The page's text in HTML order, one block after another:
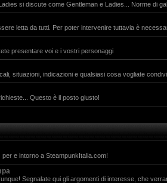
si discute come Gentleman e Ladies... Norme di
letta da tutti. Per poter intervenire tuttavia è
presentare voi e i vostri personaggi
situazioni, indicazioni e qualsiasi cosa vogliate
Questo è il posto giusto!
per e intorno a SteampunkItalia.com!
Segnalate qui gli argomenti di interesse, che